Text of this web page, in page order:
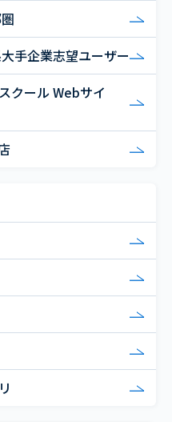
手企業志望ユーザー
クール Webサイ